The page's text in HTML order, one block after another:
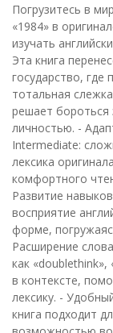
Погрузитесь в
«1984» в
изучать
Эта книга
государство, где
тотальная
решает бороться
личностью. -
Intermediate:
лексика
комфортного
Развитие
восприятие
форме,
Расширение
как
в контексте,
лексику. -
книга подходит